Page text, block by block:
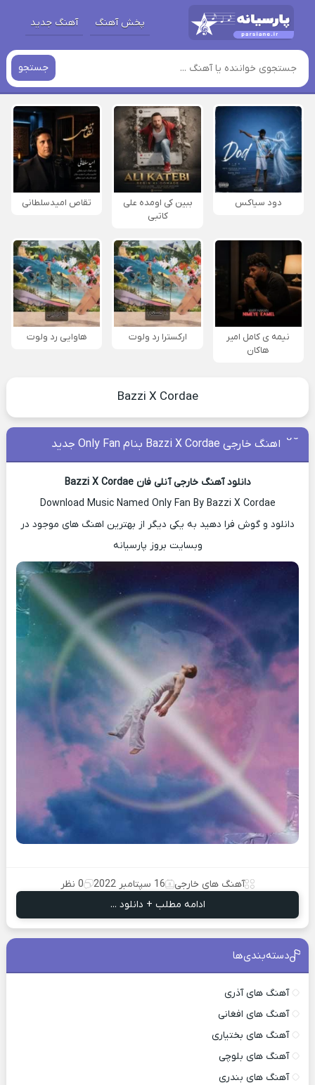
پخش آهنگ آهنگ جدید
جستجو
دود سیاکس
ببین کی اومده علی
کاتبی
تقاص امیدسلطانی
نیمه ی کامل امیر
هاکان
ارکسترا رد ولوت هاوایی رد ولوت
Bazzi X Cordae
اهنگ خارجی Bazzi X Cordae بنام Only Fan جدید
دانلود آهنگ خارجی آنلی فان Bazzi X Cordae
Download Music Named Only Fan By Bazzi X Cordae
دانلود و گوش فرا دهید به یکی دیگر از بهترین اهنگ های موجود در
وبسایت بروز پارسیانه
آهنگ های خارجی 16 سپتامبر 2022
0 نظر
ادامه مطلب + دانلود ...
دسته‌بندی‌ها
آهنگ های آذری
آهنگ های افغانی
آهنگ های بختیاری
آهنگ های بلوچی
آهنگ های بندری